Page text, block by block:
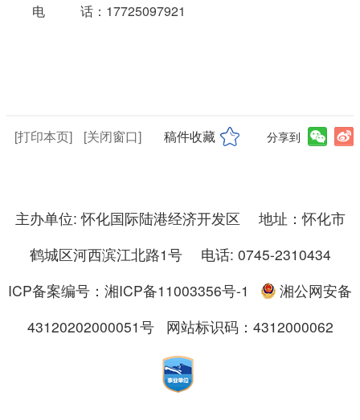
电 话：17725097921
[打印本页] [关闭窗口] 稿件收藏 分享到
主办单位: 怀化国际陆港经济开发区 地址：怀化市
鹤城区河西滨江北路1号 电话: 0745-2310434
ICP备案编号：湘ICP备11003356号-1
湘公网安备
43120202000051号
网站标识码：4312000062